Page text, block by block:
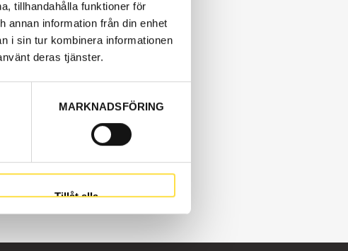
tillhandahålla funktioner för
annan information från din enhet
i sin tur kombinera informationen
deras tjänster.
MARKNADSFÖRING
Tillåt alla